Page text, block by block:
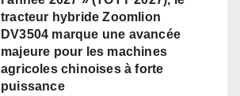
tracteur hybride Zoomlion
DV3504 marque une avancée
majeure pour les machines
agricoles chinoises à forte
puissance